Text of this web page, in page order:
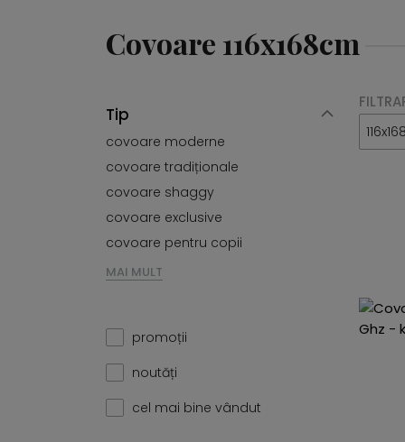
Covoare 116x168cm
Tip
covoare moderne
covoare tradiționale
covoare shaggy
covoare exclusive
covoare pentru copii
MAI MULT
promoții
noutăți
cel mai bine vândut